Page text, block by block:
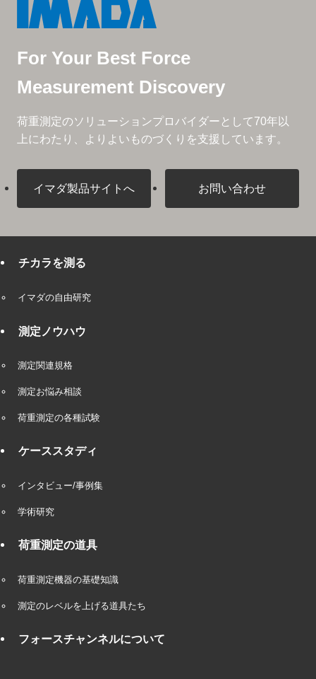
For Your Best Force
Measurement Discovery
荷重測定のソリューションプロバイダーとして70年以
上にわたり、よりよいものづくりを支援しています。
イマダ製品サイトへ お問い合わせ
チカラを測る
イマダの自由研究
測定ノウハウ
測定関連規格
測定お悩み相談
荷重測定の各種試験
ケーススタディ
インタビュー/事例集
学術研究
荷重測定の道具
荷重測定機器の基礎知識
測定のレベルを上げる道具たち
フォースチャンネルについて